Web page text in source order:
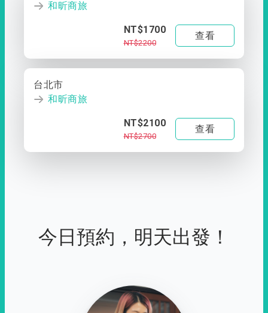
和昕商旅
NT$1700
NT$2200
查看
台北市
和昕商旅
NT$2100
NT$2700
查看
今日預約，明天出發！